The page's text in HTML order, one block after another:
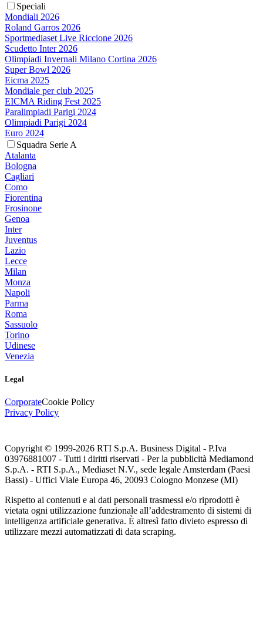
Speciali
Mondiali 2026
Roland Garros 2026
Sportmediaset Live Riccione 2026
Scudetto Inter 2026
Olimpiadi Invernali Milano Cortina 2026
Super Bowl 2026
Eicma 2025
Mondiale per club 2025
EICMA Riding Fest 2025
Paralimpiadi Parigi 2024
Olimpiadi Parigi 2024
Euro 2024
Squadra Serie A
Atalanta
Bologna
Cagliari
Como
Fiorentina
Frosinone
Genoa
Inter
Juventus
Lazio
Lecce
Milan
Monza
Napoli
Parma
Roma
Sassuolo
Torino
Udinese
Venezia
Legal
CorporateCookie Policy
Privacy Policy
Copyright © 1999-2026 RTI S.p.A. Business Digital - P.Iva
03976881007 - Tutti i diritti riservati - Per la pubblicità Mediamond
S.p.A. - RTI S.p.A., Mediaset N.V., sede legale Amsterdam (Paesi
Bassi) - Uffici Viale Europa 46, 20093 Cologno Monzese (MI)
Rispetto ai contenuti e ai dati personali trasmessi e/o riprodotti è
vietata ogni utilizzazione funzionale all’addestramento di sistemi di
intelligenza artificiale generativa. È altresì fatto divieto espresso di
utilizzare mezzi automatizzati di data scraping.